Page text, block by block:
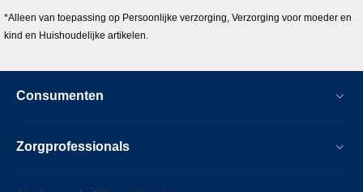
*Alleen van toepassing op Persoonlijke verzorging, Verzorging voor moeder en
kind en Huishoudelijke artikelen.
Consumenten
Zorgprofessionals